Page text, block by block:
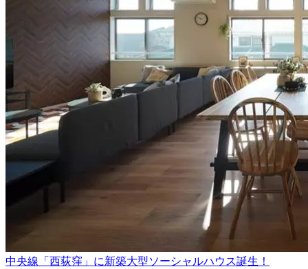
中央線「西荻窪」に新築大型ソーシャルハウス誕生！